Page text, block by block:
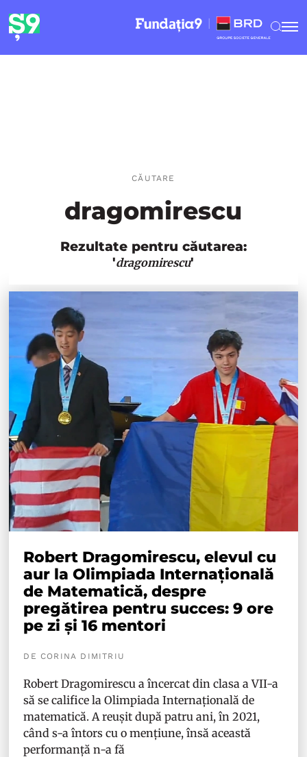
CĂUTARE
dragomirescu
Rezultate pentru căutarea:
'dragomirescu'
Robert Dragomirescu, elevul cu
aur la Olimpiada Internațională
de Matematică, despre
pregătirea pentru succes: 9 ore
pe zi și 16 mentori
DE CORINA DIMITRIU
Robert Dragomirescu a încercat din clasa a VII-a
să se califice la Olimpiada Internațională de
matematică. A reușit după patru ani, în 2021,
când s-a întors cu o mențiune, însă această
performanță n-a fă